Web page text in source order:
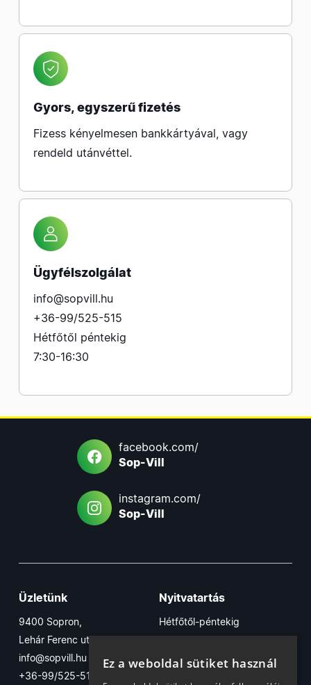
Gyors, egyszerű fizetés
Fizess kényelmesen bankkártyával, vagy
rendeld utánvéttel.
Ügyfélszolgálat
info@sopvill.hu
+36-99/525-515
Hétfőtől péntekig
7:30-16:30
facebook.com/
Sop-Vill
instagram.com/
Sop-Vill
Üzletünk
9400 Sopron,
Lehár Ferenc utca 17/B
info@sopvill.hu
+36-99/525-515
Nyitvatartás
Hétfőtől-péntekig
7:30-16:30
Szombaton
Ez a weboldal sütiket használ